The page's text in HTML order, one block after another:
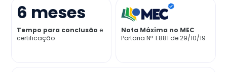
Já sou aluno
6 meses
Tempo para conclusão e
certificação
Nota Máxima no MEC
Portaria Nª 1.881 de 29/10/19